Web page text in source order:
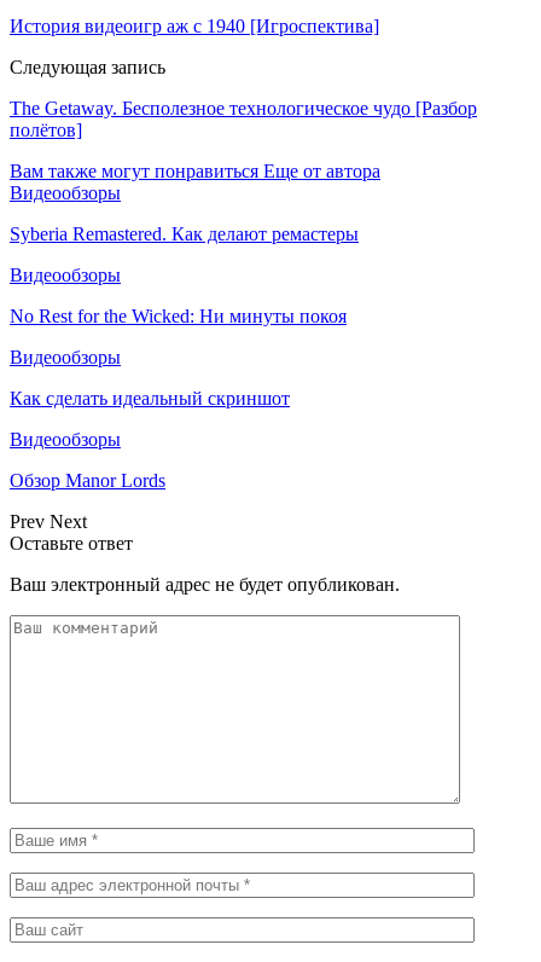
История видеоигр аж с 1940 [Игроспектива]
Следующая запись
The Getaway. Бесполезное технологическое чудо [Разбор
полётов]
Вам также могут понравиться Еще от автора
Видеообзоры
Syberia Remastered. Как делают ремастеры
Видеообзоры
No Rest for the Wicked: Ни минуты покоя
Видеообзоры
Как сделать идеальный скриншот
Видеообзоры
Обзор Manor Lords
Prev Next
Оставьте ответ
Ваш электронный адрес не будет опубликован.